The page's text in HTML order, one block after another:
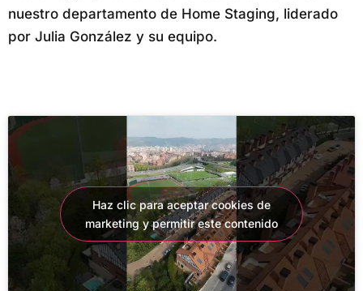
nuestro departamento de Home Staging, liderado
por Julia González y su equipo.
Haz clic para aceptar cookies de
marketing y permitir este contenido